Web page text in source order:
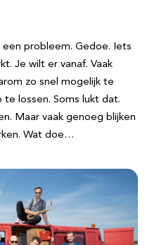
probleem. Gedoe. Iets
Je wilt er vanaf. Vaak
zo snel mogelijk te
lossen. Soms lukt dat.
Maar vaak genoeg blijken
Wat doe…